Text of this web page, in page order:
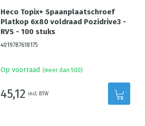
Heco Topix+ Spaanplaatschroef
Platkop 6x80 voldraad Pozidrive3 -
RVS - 100 stuks
4019787618175
Op voorraad (meer dan 500)
45,12 incl. BTW